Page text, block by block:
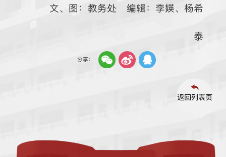
文、图：教务处 编辑：李媖、杨希
泰
分享：
返回列表页